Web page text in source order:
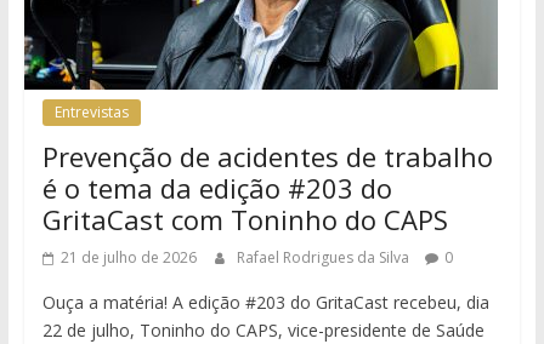
Entrevistas
Prevenção de acidentes de trabalho
é o tema da edição #203 do
GritaCast com Toninho do CAPS
21 de julho de 2026 Rafael Rodrigues da Silva 0
Ouça a matéria! A edição #203 do GritaCast recebeu, dia
22 de julho, Toninho do CAPS, vice-presidente de Saúde